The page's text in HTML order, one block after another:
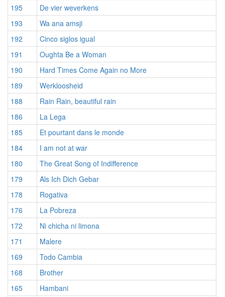
195
De vier weverkens
193
Wa ana amsji
192
Cinco siglos igual
191
Oughta Be a Woman
190
Hard Times Come Again no More
189
Werkloosheid
188
Rain Rain, beautiful rain
186
La Lega
185
Et pourtant dans le monde
184
I am not at war
180
The Great Song of Indifference
179
Als Ich Dich Gebar
178
Rogativa
176
La Pobreza
172
Ni chicha ni limona
171
Malere
169
Todo Cambia
168
Brother
165
Hambani